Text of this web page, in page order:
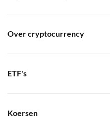
Over cryptocurrency
ETF's
Koersen